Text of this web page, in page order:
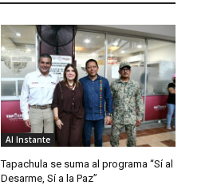
Al Instante
Tapachula se suma al programa “Sí al
Desarme, Sí a la Paz”